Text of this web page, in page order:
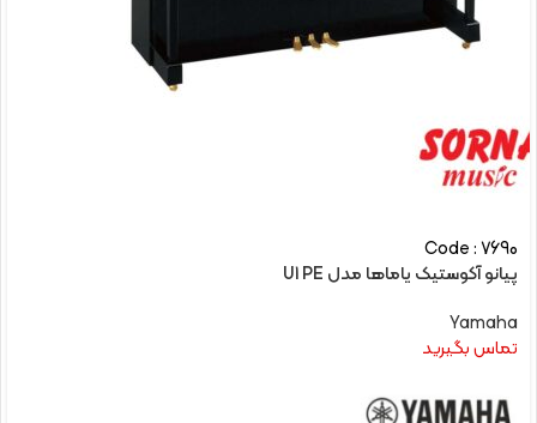
Code : 7690
پیانو آکوستیک یاماها مدل U1 PE
Yamaha
تماس بگیرید